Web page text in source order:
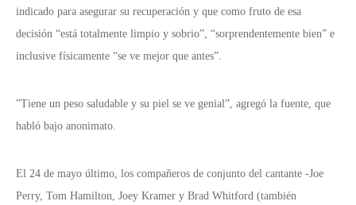
indicado para asegurar su recuperación y que como fruto de esa
decisión “está totalmente limpio y sobrio”, “sorprendentemente bien” e
inclusive físicamente “se ve mejor que antes”.
”Tiene un peso saludable y su piel se ve genial”, agregó la fuente, que
habló bajo anonimato.
El 24 de mayo último, los compañeros de conjunto del cantante -Joe
Perry, Tom Hamilton, Joey Kramer y Brad Whitford (también